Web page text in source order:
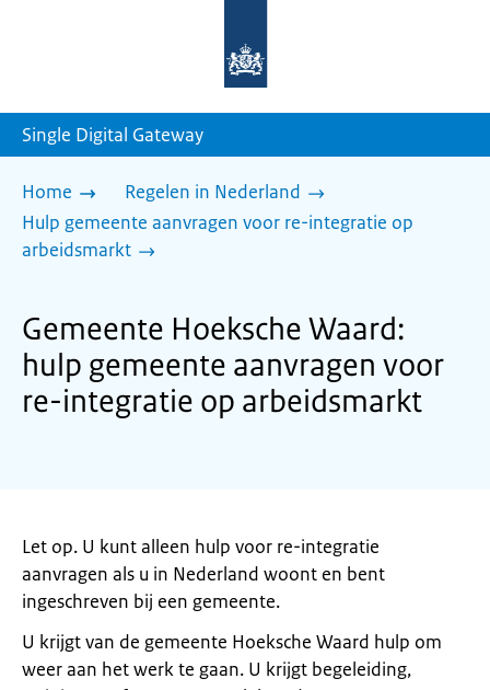
homepage
Single Digital Gateway
Home
Regelen in Nederland
Hulp gemeente aanvragen voor re-integratie op
arbeidsmarkt
Gemeente Hoeksche Waard:
hulp gemeente aanvragen voor
re-integratie op arbeidsmarkt
Let op. U kunt alleen hulp voor re-integratie
aanvragen als u in Nederland woont en bent
ingeschreven bij een gemeente.
U krijgt van de gemeente Hoeksche Waard hulp om
weer aan het werk te gaan. U krijgt begeleiding,